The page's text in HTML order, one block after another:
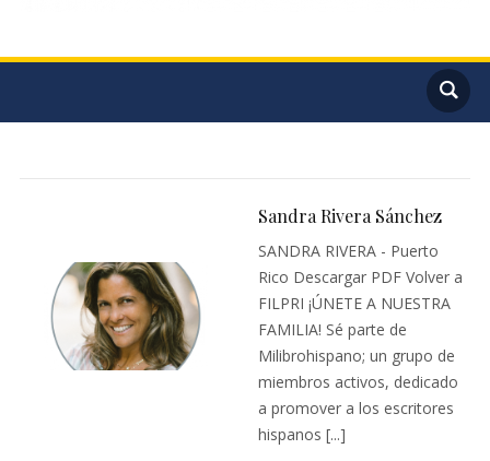
Sandra Rivera Sánchez
SANDRA RIVERA - Puerto
Rico Descargar PDF Volver a
FILPRI ¡ÚNETE A NUESTRA
FAMILIA! Sé parte de
Milibrohispano; un grupo de
miembros activos, dedicado
a promover a los escritores
hispanos [...]